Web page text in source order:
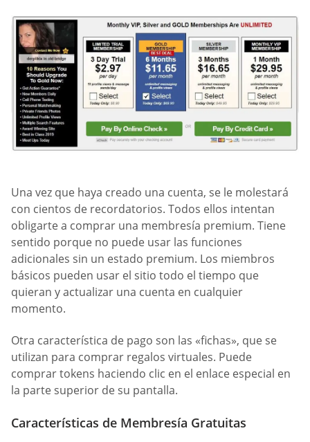
Una vez que haya creado una cuenta, se le molestará
con cientos de recordatorios. Todos ellos intentan
obligarte a comprar una membresía premium. Tiene
sentido porque no puede usar las funciones
adicionales sin un estado premium. Los miembros
básicos pueden usar el sitio todo el tiempo que
quieran y actualizar una cuenta en cualquier
momento.
Otra característica de pago son las «fichas», que se
utilizan para comprar regalos virtuales. Puede
comprar tokens haciendo clic en el enlace especial en
la parte superior de su pantalla.
Características de Membresía Gratuitas